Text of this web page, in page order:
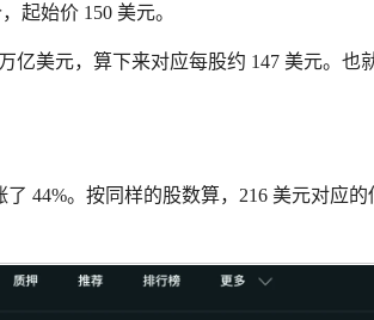
起始价 150 美元。
亿美元，算下来对应每股约 147 美元。也
44%。按同样的股数算，216 美元对应的